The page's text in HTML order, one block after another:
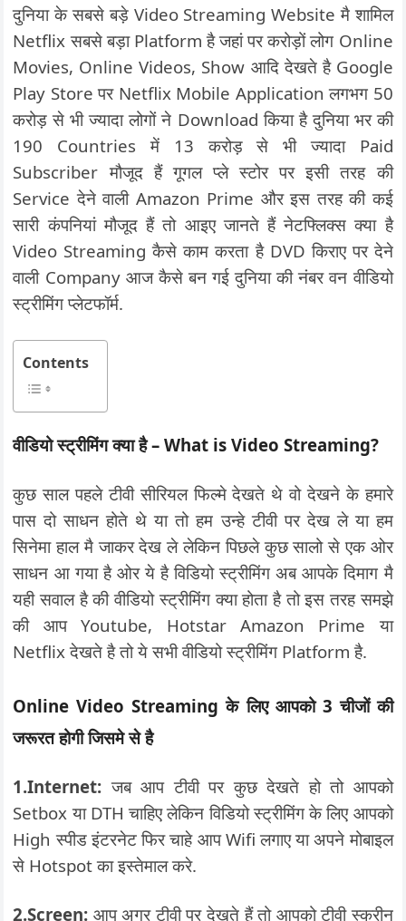
दुनिया के सबसे बड़े Video Streaming Website मै शामिल
Netflix सबसे बड़ा Platform है जहां पर करोड़ों लोग Online
Movies, Online Videos, Show आदि देखते है Google
Play Store पर Netflix Mobile Application लगभग 50
करोड़ से भी ज्यादा लोगों ने Download किया है दुनिया भर की
190 Countries में 13 करोड़ से भी ज्यादा Paid
Subscriber मौजूद हैं गूगल प्ले स्टोर पर इसी तरह की
Service देने वाली Amazon Prime और इस तरह की कई
सारी कंपनियां मौजूद हैं तो आइए जानते हैं नेटफ्लिक्स क्या है
Video Streaming कैसे काम करता है DVD किराए पर देने
वाली Company आज कैसे बन गई दुनिया की नंबर वन वीडियो
स्ट्रीमिंग प्लेटफॉर्म.
Contents
वीडियो स्ट्रीमिंग क्या है – What is Video Streaming?
कुछ साल पहले टीवी सीरियल फिल्मे देखते थे वो देखने के हमारे
पास दो साधन होते थे या तो हम उन्हे टीवी पर देख ले या हम
सिनेमा हाल मै जाकर देख ले लेकिन पिछले कुछ सालो से एक ओर
साधन आ गया है ओर ये है विडियो स्ट्रीमिंग अब आपके दिमाग मै
यही सवाल है की वीडियो स्ट्रीमिंग क्या होता है तो इस तरह समझे
की आप Youtube, Hotstar Amazon Prime या
Netflix देखते है तो ये सभी वीडियो स्ट्रीमिंग Platform है.
Online Video Streaming के लिए आपको 3 चीजों की
जरूरत होगी जिसमे से है
1.Internet: जब आप टीवी पर कुछ देखते हो तो आपको
Setbox या DTH चाहिए लेकिन विडियो स्ट्रीमिंग के लिए आपको
High स्पीड इंटरनेट फिर चाहे आप Wifi लगाए या अपने मोबाइल
से Hotspot का इस्तेमाल करे.
2.Screen: आप अगर टीवी पर देखते हैं तो आपको टीवी स्क्रीन